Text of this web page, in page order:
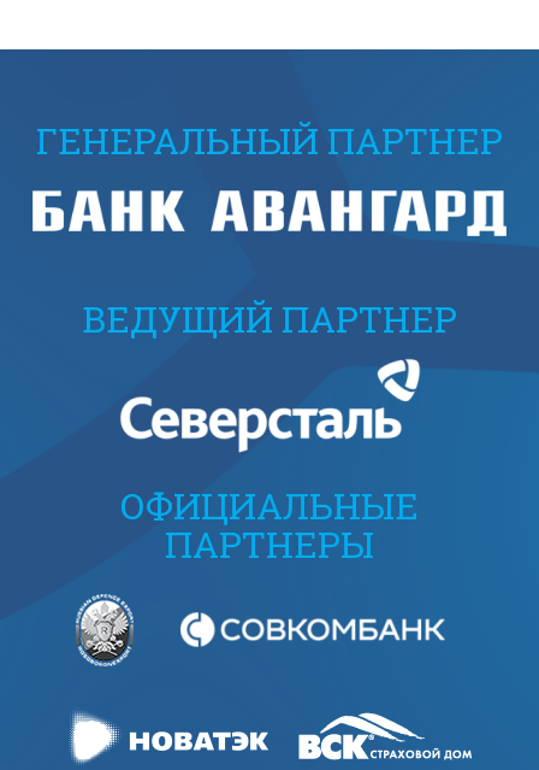
ГЕНЕРАЛЬНЫЙ ПАРТНЕР
ВЕДУЩИЙ ПАРТНЕР
ОФИЦИАЛЬНЫЕ
ПАРТНЕРЫ